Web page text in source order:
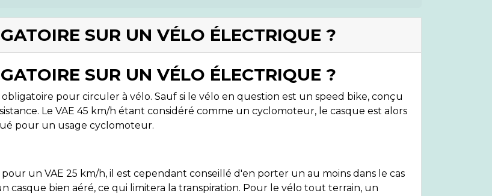
SUR UN VÉLO ÉLECTRIQUE ?
SUR UN VÉLO ÉLECTRIQUE ?
obligatoire pour circuler à vélo. Sauf si le vélo en question est un speed bike, conçu
Le VAE 45 km/h étant considéré comme un cyclomoteur, le casque est alors
pour un usage cyclomoteur.
un VAE 25 km/h, il est cependant conseillé d'en porter un au moins dans le cas
casque bien aéré, ce qui limitera la transpiration. Pour le vélo tout terrain, un